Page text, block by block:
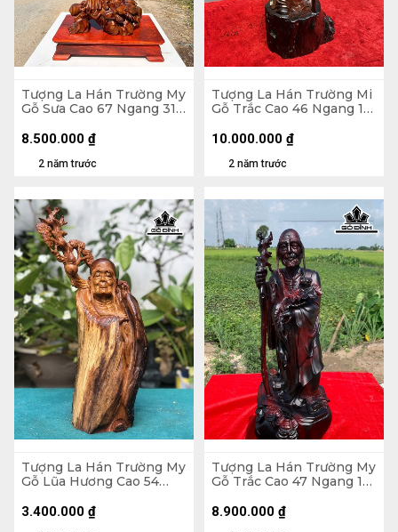
Tượng La Hán Trường My
Gỗ Sưa Cao 67 Ngang 31
2 năm trước
8.500.000 ₫
Tượng La Hán Trường Mi
Gỗ Trắc Cao 46 Ngang 16
2 năm trước
10.000.000 ₫
Tượng La Hán Trường My
Gỗ Lũa Hương Cao 54
3.400.000 ₫
Tượng La Hán Trường My
Gỗ Trắc Cao 47 Ngang 18
8.900.000 ₫